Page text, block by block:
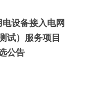
设备接入电网
试）服务项目
公告